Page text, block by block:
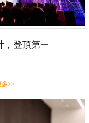
，登頂第一
多>>